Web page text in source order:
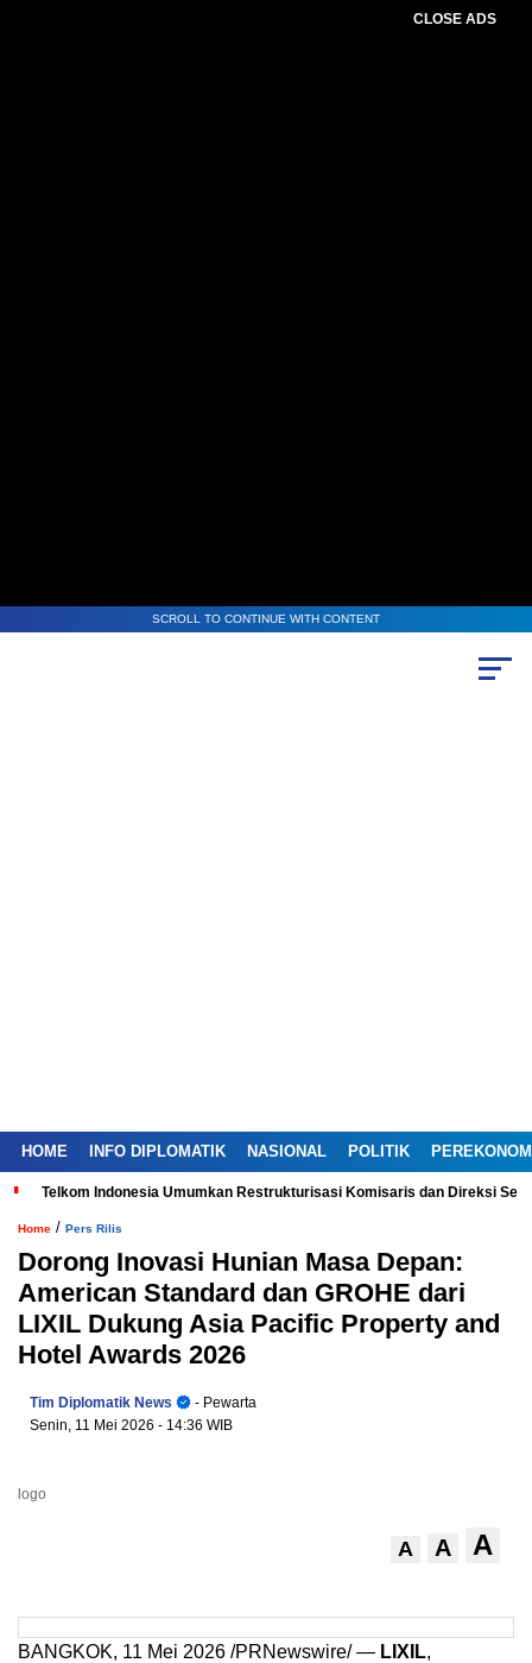
CLOSE ADS
SCROLL TO CONTINUE WITH CONTENT
HOME INFO DIPLOMATIK NASIONAL POLITIK
Telkom Indonesia Umumkan Restrukturisasi Komisaris dan Direksi
Home / Pers Rilis
Dorong Inovasi Hunian Masa Depan:
American Standard dan GROHE dari
LIXIL Dukung Asia Pacific Property and
Hotel Awards 2026
Tim Diplomatik News
- Pewarta
Senin, 11 Mei 2026 - 14:36 WIB
logo
A A A
BANGKOK, 11 Mei 2026 /PRNewswire/ — LIXIL,